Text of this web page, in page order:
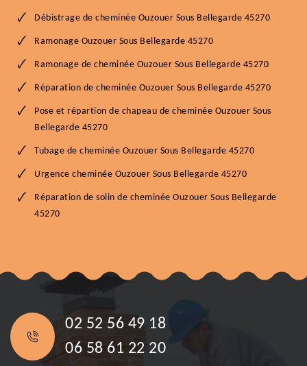
Débistrage de cheminée Ouzouer Sous Bellegarde 45270
Ramonage Ouzouer Sous Bellegarde 45270
Ramonage de cheminée Ouzouer Sous Bellegarde 45270
Réparation de cheminée Ouzouer Sous Bellegarde 45270
Pose et répartion de chapeau de cheminée Ouzouer Sous
Bellegarde 45270
Tubage de cheminée Ouzouer Sous Bellegarde 45270
Urgence cheminée Ouzouer Sous Bellegarde 45270
Réparation de solin de cheminée Ouzouer Sous Bellegarde
45270
02 52 56 49 18
06 58 61 22 20